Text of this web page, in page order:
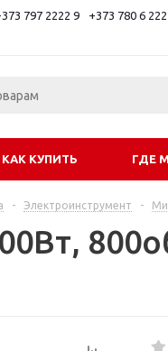
797 2222 9 +373 780 6
КАК КУПИТЬ ГДЕ
- Электроинструмент -